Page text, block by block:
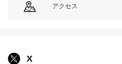
アクセス
X